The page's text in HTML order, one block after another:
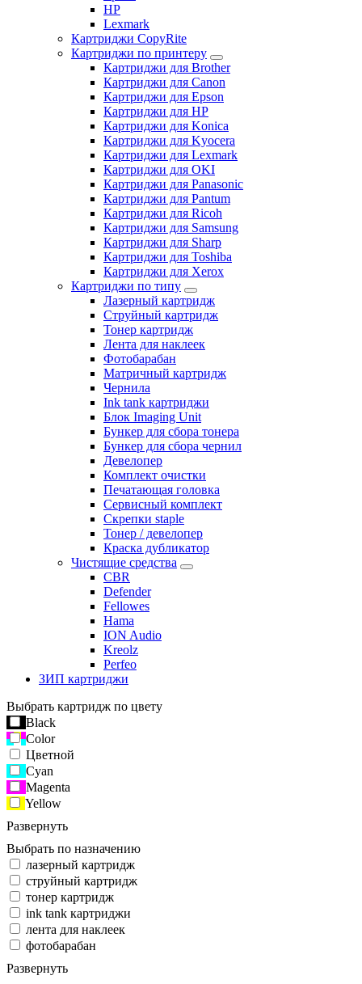
HP
Lexmark
Картриджи CopyRite
Картриджи по принтеру
Картриджи для Brother
Картриджи для Canon
Картриджи для Epson
Картриджи для HP
Картриджи для Konica
Картриджи для Kyocera
Картриджи для Lexmark
Картриджи для OKI
Картриджи для Panasonic
Картриджи для Pantum
Картриджи для Ricoh
Картриджи для Samsung
Картриджи для Sharp
Картриджи для Toshiba
Картриджи для Xerox
Картриджи по типу
Лазерный картридж
Струйный картридж
Тонер картридж
Лента для наклеек
Фотобарабан
Матричный картридж
Чернила
Ink tank картриджи
Блок Imaging Unit
Бункер для сбора тонера
Бункер для сбора чернил
Девелопер
Комплект очистки
Печатающая головка
Сервисный комплект
Скрепки staple
Тонер / девелопер
Краска дубликатор
Чистящие средства
CBR
Defender
Fellowes
Hama
ION Audio
Kreolz
Perfeo
ЗИП картриджи
Выбрать картридж по цвету
Black
Color
Цветной
Cyan
Magenta
Yellow
Развернуть
Выбрать по назначению
лазерный картридж
струйный картридж
тонер картридж
ink tank картриджи
лента для наклеек
фотобарабан
Развернуть